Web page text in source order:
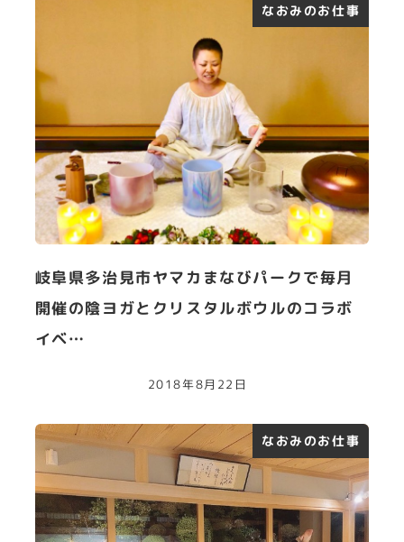
なおみのお仕事
岐阜県多治見市ヤマカまなびパークで毎月
開催の陰ヨガとクリスタルボウルのコラボ
イベ…
2018年8月22日
なおみのお仕事